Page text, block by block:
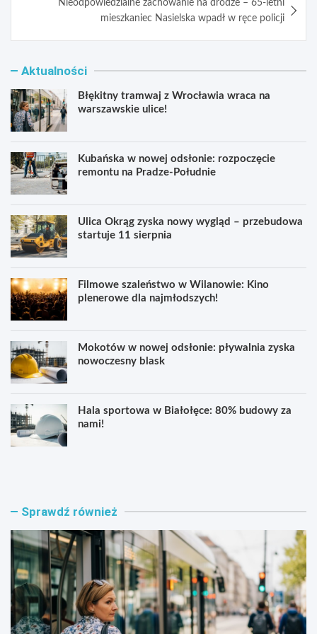
Nieodpowiedzialne zachowanie na drodze – 65-letni
mieszkaniec Nasielska wpadł w ręce policji
Aktualności
Błękitny tramwaj z Wrocławia wraca na
warszawskie ulice!
Kubańska w nowej odsłonie: rozpoczęcie
remontu na Pradze-Południe
Ulica Okrąg zyska nowy wygląd – przebudowa
startuje 11 sierpnia
Filmowe szaleństwo w Wilanowie: Kino
plenerowe dla najmłodszych!
Mokotów w nowej odsłonie: pływalnia zyska
nowoczesny blask
Hala sportowa w Białołęce: 80% budowy za
nami!
B
t
y
a
m
w
K
s
a
w
o
w
e
Sprawdź również